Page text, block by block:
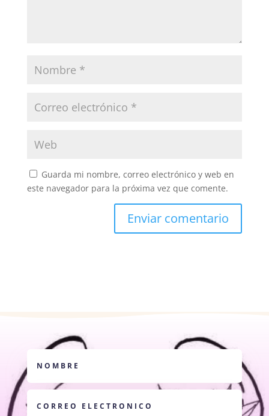
Guarda mi nombre, correo electrónico y web en
este navegador para la próxima vez que comente.